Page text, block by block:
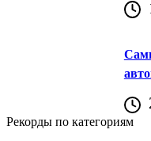
Рекорды по категориям